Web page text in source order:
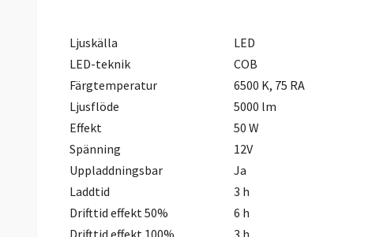
Ljuskälla
LED
LED-teknik
COB
Färgtemperatur
6500 K, 75 RA
Ljusflöde
5000 lm
Effekt
50 W
Spänning
12V
Uppladdningsbar
Ja
Laddtid
3 h
Drifttid effekt 50%
6 h